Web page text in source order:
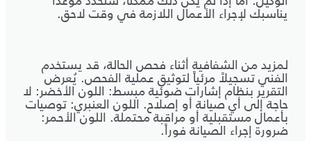
يناسبك لإجراء الأعمال اللازمة في وقت لاحق.
لمزيد من الشفافية أثناء فحص الحالة، قد يستخدم
الفني تسجيلاً مرئياً لتوثيق عملية الفحص. يُعرض
التقرير بنظام إشارات ضوئية مبسط: اللون الأخضر: لا
حاجة إلى أي صيانة أو إصلاح. اللون العنبري: توصيات
بأعمال مستقبلية أو مراقبة محتملة. اللون الأحمر:
ضرورة إجراء الصيانة فوراً.